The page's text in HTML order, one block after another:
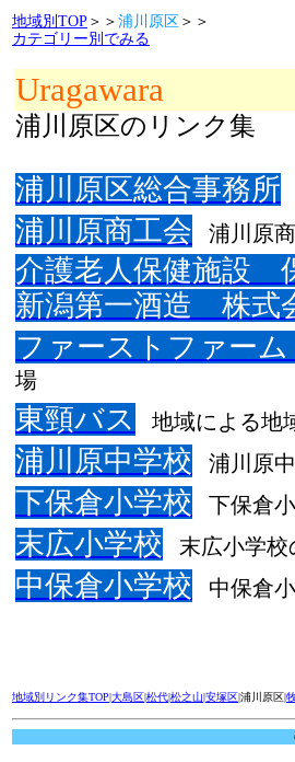
地域別TOP ＞＞ 浦川原区 ＞＞
カテゴリー別でみる
Uragawara
浦川原区のリンク集
浦川原区総合事務所
浦川原商工会 浦川原
介護老人保健施設
新潟第一酒造 株式
ファーストファー
場
東頸バス 地域による地
浦川原中学校 浦川原
下保倉小学校 下保倉
末広小学校 末広小学
中保倉小学校 中保倉
地域別リンク集TOP|大島区|松代|松之山|安塚区|浦川原区|